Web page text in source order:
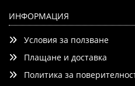
ИНФОРМАЦИЯ
Условия за ползване
Плащане и доставка
Политика за